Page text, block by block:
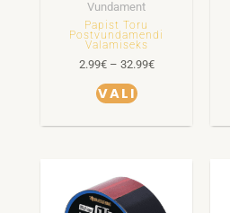
Vundament
Papist Toru
Postvundamendi
Valamiseks
2.99€ – 32.99€
VALI
tootelehel.
kuni
tootel